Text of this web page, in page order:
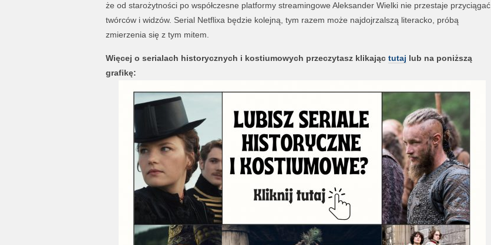
że od starożytności po współczesne platformy streamingowe Aleksander Wielki nie przestaje przyciągać
twórców i widzów. Serial Netflixa będzie kolejną, tym razem może najdojrzalszą literacko, próbą
zmierzenia się z tym mitem.
Więcej o serialach historycznych i kostiumowych przeczytasz klikając tutaj lub na poniższą
grafikę: